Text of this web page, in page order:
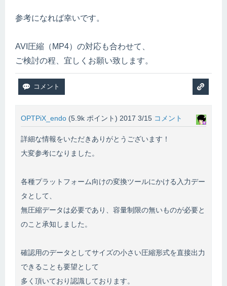
参考になれば幸いです。
AVI圧縮（MP4）の対応も合わせて、
ご検討の程、宜しくお願い致します。
OPTPiX_endo (5.9k ポイント) 2017 3/15 コメント
詳細な情報をいただきありがとうございます！
大変参考になりました。
各種プラットフォーム向けの変換ツールにかける入力デー
タとして、
無圧縮データは必要であり、容量制限の無いものが必要と
のこと承知しました。
確認用のデータとしてサイズの小さい圧縮形式を直接出力
できることも要望として
多く頂いており認識しております。